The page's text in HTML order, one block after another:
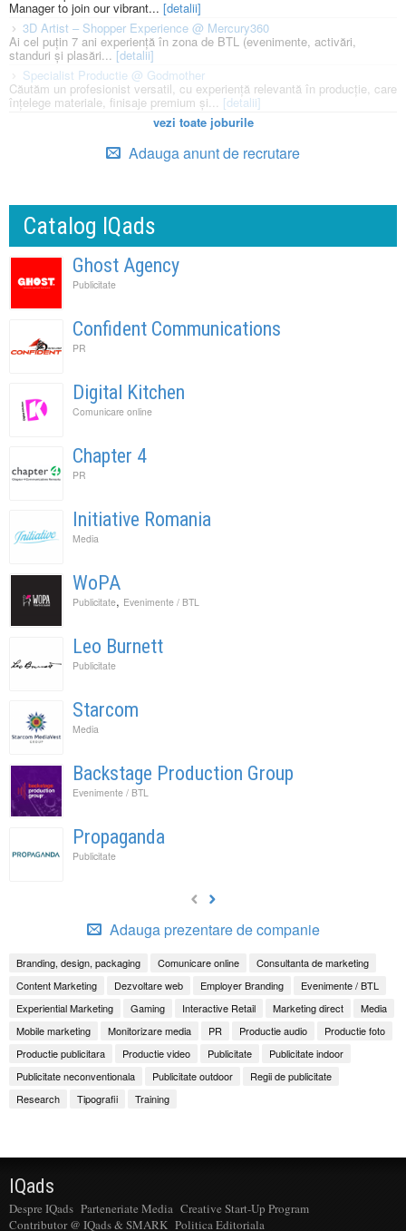
Manager to join our vibrant... [detalii]
3D Artist – Shopper Experience @ Mercury360
Ai cel puțin 7 ani experiență în zona de BTL (evenimente, activări,
standuri și plasări... [detalii]
Specialist Productie @ Godmother
Căutăm un profesionist versatil, cu experiență relevantă în producție, care
înțelege materiale, finisaje premium și... [detalii]
vezi toate joburile
Adauga anunt de recrutare
Catalog IQads
Ghost Agency
Publicitate
Confident Communications
PR
Digital Kitchen
Comunicare online
Chapter 4
PR
Initiative Romania
Media
WoPA
Publicitate, Evenimente / BTL
Leo Burnett
Publicitate
Starcom
Media
Backstage Production Group
Evenimente / BTL
Propaganda
Publicitate
Adauga prezentare de companie
Branding, design, packaging Comunicare online
Consultanta de marketing
Content Marketing
Dezvoltare web Employer Branding
Evenimente / BTL
Experiential Marketing
Gaming Interactive Retail Marketing direct
Media
Mobile marketing
Monitorizare media PR Productie audio
Productie foto
Productie publicitara
Productie video Publicitate
Publicitate indoor
Publicitate neconventionala
Publicitate outdoor
Regii de publicitate
Research
Tipografii Training
IQads
Despre IQads Parteneriate Media Creative Start-Up Program
Contributor @ IQads & SMARK Politica Editoriala